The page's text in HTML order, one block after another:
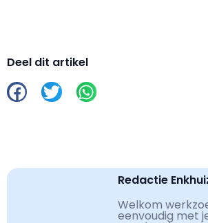
Deel dit artikel
Redactie
Welkom
eenvoudig met